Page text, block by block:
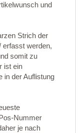
und
Strich der
erfasst werden,
somit zu
ist ein
in der Auflistung
Nummer
je nach